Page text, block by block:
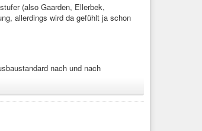
(also Gaarden, Ellerbek,
allerdings wird da gefühlt ja schon
nach und nach